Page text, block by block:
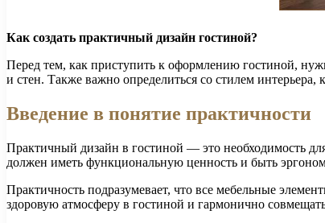
Как создать практичный дизайн гостиной?
Перед тем, как приступить к оформлению гостиной,
и стен. Также важно определиться со стилем
Введение в понятие практичности
Практичный дизайн в гостиной — это необходимость
должен иметь функциональную ценность и быть
Практичность подразумевает, что все мебельные
здоровую атмосферу в гостиной и гармонично